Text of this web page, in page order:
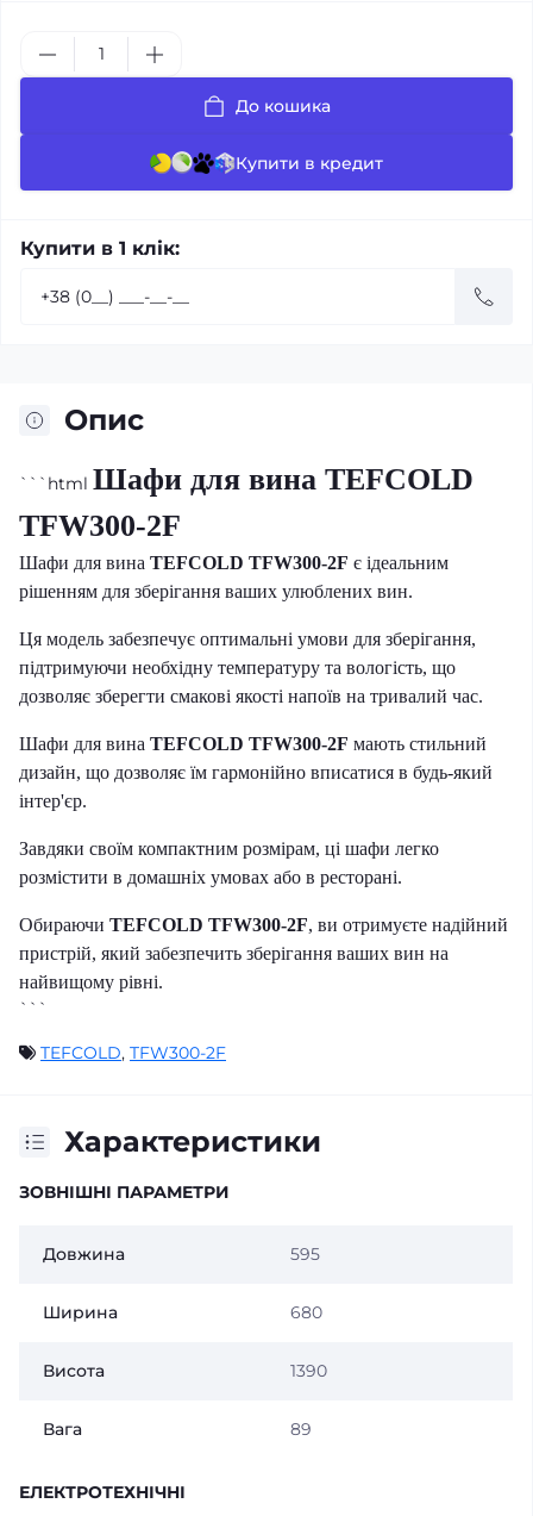
До кошика
Купити в кредит
Купити в 1 клік:
Опис
```html Шафи для вина TEFCOLD
TFW300-2F
Шафи для вина TEFCOLD TFW300-2F є ідеальним
рішенням для зберігання ваших улюблених вин.
Ця модель забезпечує оптимальні умови для зберігання,
підтримуючи необхідну температуру та вологість, що
дозволяє зберегти смакові якості напоїв на тривалий час.
Шафи для вина TEFCOLD TFW300-2F мають стильний
дизайн, що дозволяє їм гармонійно вписатися в будь-який
інтер'єр.
Завдяки своїм компактним розмірам, ці шафи легко
розмістити в домашніх умовах або в ресторані.
Обираючи TEFCOLD TFW300-2F, ви отримуєте надійний
пристрій, який забезпечить зберігання ваших вин на
найвищому рівні.
```
TEFCOLD, TFW300-2F
Характеристики
ЗОВНІШНІ ПАРАМЕТРИ
Довжина 595
Ширина 680
Висота 1390
Вага 89
ЕЛЕКТРОТЕХНІЧНІ